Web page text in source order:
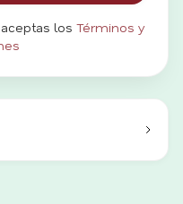
los Términos y